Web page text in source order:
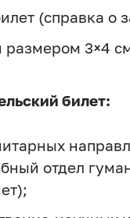
(справка о
размером 3×4
билет:
отдел